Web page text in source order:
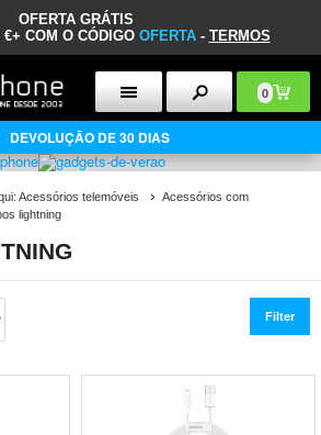
OFERTA GRÁTIS
COM O CÓDIGO OFERTA- TERMOS
0
DEVOLUÇÃO DE 30 DIAS
Acessórios telemóveis
Acessórios com
lightning
Filter